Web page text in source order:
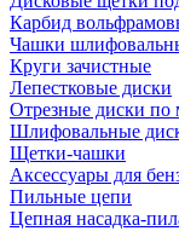
Карбид
Чашки
Круги зачистные
Лепестковые диски
Отрезные диски по
Шлифовальные
Щетки-чашки
Аксессуары для
Пильные цепи
Цепная насадка-